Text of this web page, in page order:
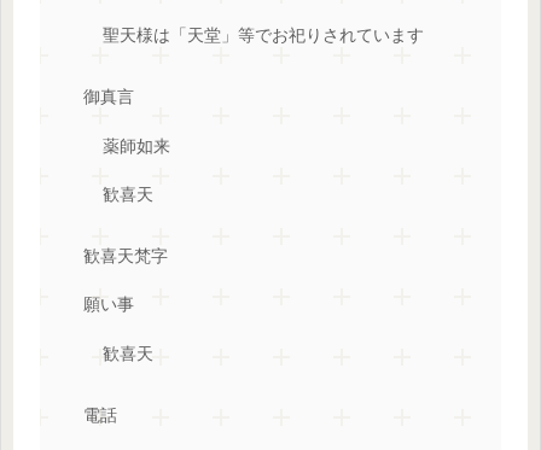
聖天様は「天堂」等でお祀りされています
御真言
薬師如来
歓喜天
歓喜天梵字
願い事
歓喜天
電話